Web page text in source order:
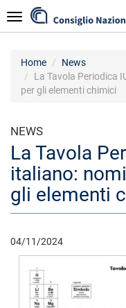
al
contenuto
Navigazione
Home
News
La Tavola Periodica
per gli elementi chimici
NEWS
La Tavola
italiano:
gli elementi
04/11/2024